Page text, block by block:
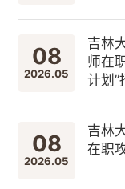
08
2026.05
吉林
师在
计划”
08
2026.05
吉林
在职